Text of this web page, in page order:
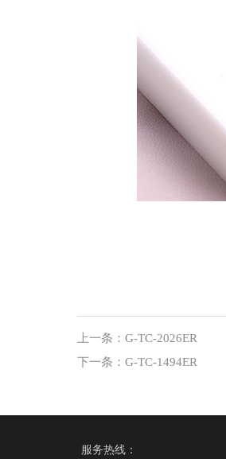
上一条： G-TC-2026ER
下一条： G-TC-1494ER
服务热线：